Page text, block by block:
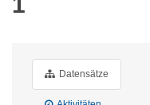
Datensätze